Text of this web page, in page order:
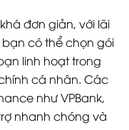
đơn giản, với lãi
bạn có thể chọn gói
linh hoạt trong
cá nhân. Các
như VPBank,
nhanh chóng và